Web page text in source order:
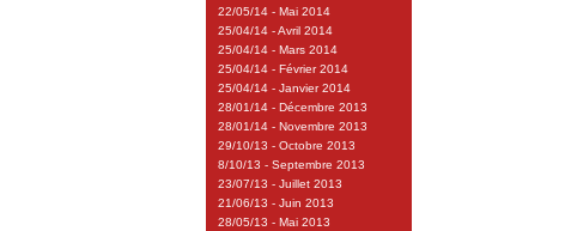
22/05/14 - Mai 2014
25/04/14 - Avril 2014
25/04/14 - Mars 2014
25/04/14 - Février 2014
25/04/14 - Janvier 2014
28/01/14 - Décembre 2013
28/01/14 - Novembre 2013
29/10/13 - Octobre 2013
8/10/13 - Septembre 2013
23/07/13 - Juillet 2013
21/06/13 - Juin 2013
28/05/13 - Mai 2013